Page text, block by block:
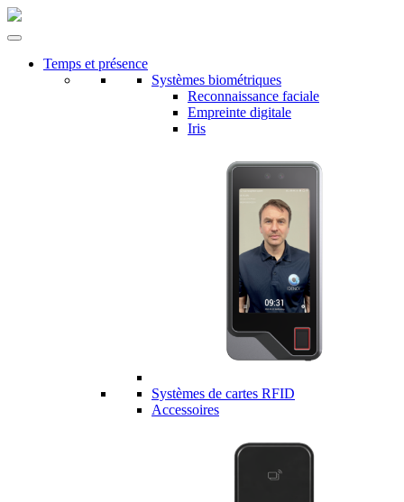
Temps et présence
Systèmes biométriques
Reconnaissance faciale
Empreinte digitale
Iris
Systèmes de cartes RFID
Accessoires